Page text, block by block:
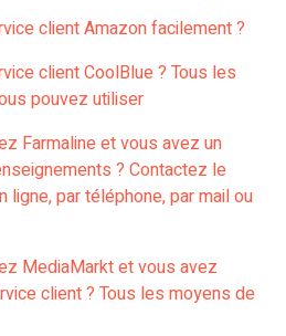
client Amazon facilement ?
client CoolBlue ? Tous les
pouvez utiliser
Farmaline et vous avez un
? Contactez le
ligne, par téléphone, par mail ou
MediaMarkt et vous avez
client ? Tous les moyens de